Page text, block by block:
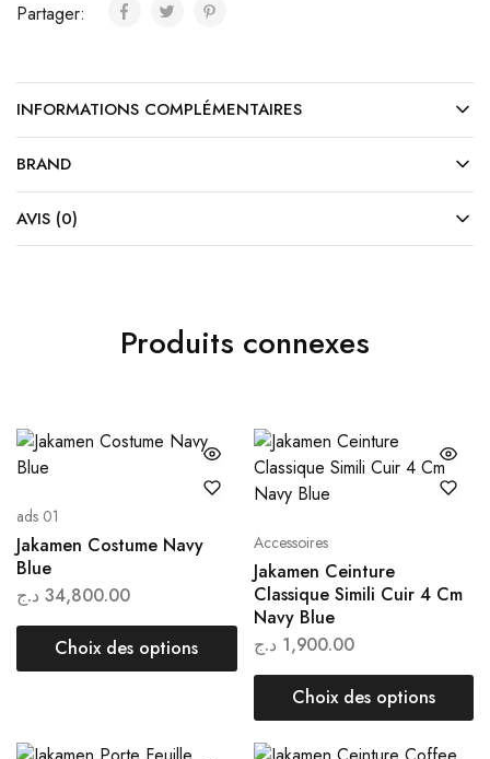
Partager:
INFORMATIONS COMPLÉMENTAIRES
BRAND
AVIS (0)
Produits connexes
ads 01
Jakamen Costume Navy
Blue
34,800.00 د.ج
Choix des options
Accessoires
Jakamen Ceinture
Classique Simili Cuir 4 Cm
Navy Blue
1,900.00 د.ج
Choix des options